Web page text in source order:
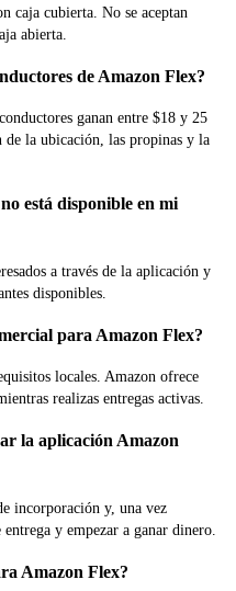
caja cubierta. No se aceptan
abierta.
de Amazon Flex?
ganan entre $18 y 25
de la ubicación, las propinas y la
está disponible en mi
a través de la aplicación y
disponibles.
para Amazon Flex?
locales. Amazon ofrece
realizas entregas activas.
la aplicación Amazon
incorporación y, una vez
y empezar a ganar dinero.
Amazon Flex?